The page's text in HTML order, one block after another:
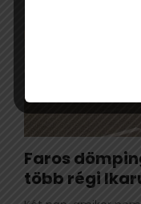
Faros
több régi